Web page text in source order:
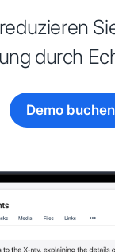
durch
Demo buchen